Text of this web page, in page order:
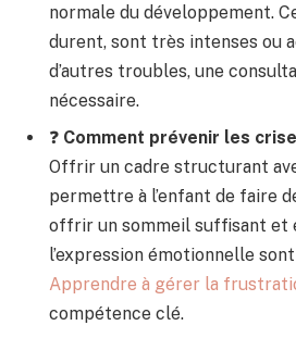
normale du développement.
durent, sont très intenses ou
d’autres troubles, une
nécessaire.
❓ Comment prévenir les
Offrir un cadre structurant
permettre à l’enfant de faire
offrir un sommeil suffisant et
l’expression émotionnelle
Apprendre à gérer la
compétence clé.